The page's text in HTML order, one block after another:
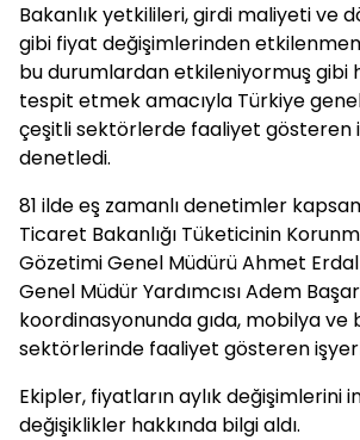
Bakanlık yetkilileri, girdi maliyeti ve
gibi fiyat değişimlerinden
bu durumlardan etkileniyormuş gibi
tespit etmek amacıyla Türkiye
çeşitli sektörlerde faaliyet gösteren
denetledi.
81 ilde eş zamanlı denetimler
Ticaret Bakanlığı Tüketicinin
Gözetimi Genel Müdürü Ahmet
Genel Müdür Yardımcısı Adem
koordinasyonunda gıda, mobilya ve
sektörlerinde faaliyet gösteren
Ekipler, fiyatların aylık değişimlerini
değişiklikler hakkında bilgi aldı.